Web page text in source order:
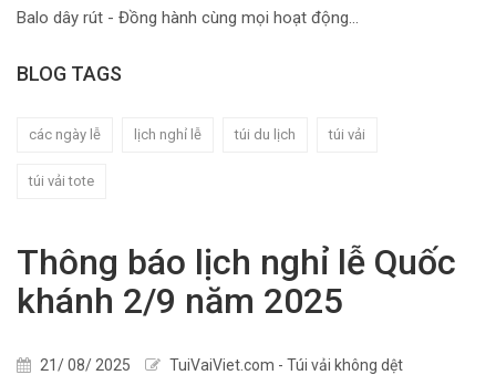
Balo dây rút - Đồng hành cùng mọi hoạt động...
BLOG TAGS
các ngày lễ lịch nghỉ lễ túi du lịch túi vải
túi vải tote
Thông báo lịch nghỉ lễ Quốc
khánh 2/9 năm 2025
21/ 08/ 2025 TuiVaiViet.com - Túi vải không dệt